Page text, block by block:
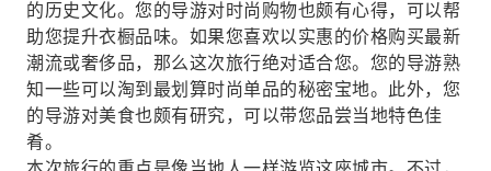
的历史文化。您的导游对时尚购物也颇有心得，可以帮
助您提升衣橱品味。如果您喜欢以实惠的价格购买最新
潮流或奢侈品，那么这次旅行绝对适合您。您的导游熟
知一些可以淘到最划算时尚单品的秘密宝地。此外，您
的导游对美食也颇有研究，可以带您品尝当地特色佳
肴。